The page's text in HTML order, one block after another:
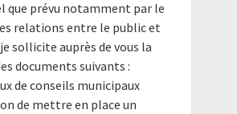
prévu notamment par le
relations entre le public et
sollicite auprès de vous la
documents suivants :
de conseils municipaux
de mettre en place un